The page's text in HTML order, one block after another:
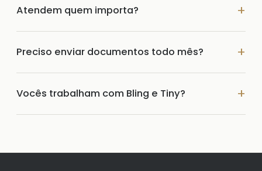
Atendem quem importa?
Preciso enviar documentos todo mês?
Vocês trabalham com Bling e Tiny?